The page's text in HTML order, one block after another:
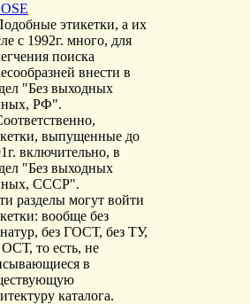
этикетки, а их
с 1992г. много, для
поиска
внести в
"Без выходных
РФ".
выпущенные до
включительно, в
"Без выходных
СССР".
разделы могут войти
вообще без
без ГОСТ, без ТУ,
ОСТ, то есть, не
в
каталога.